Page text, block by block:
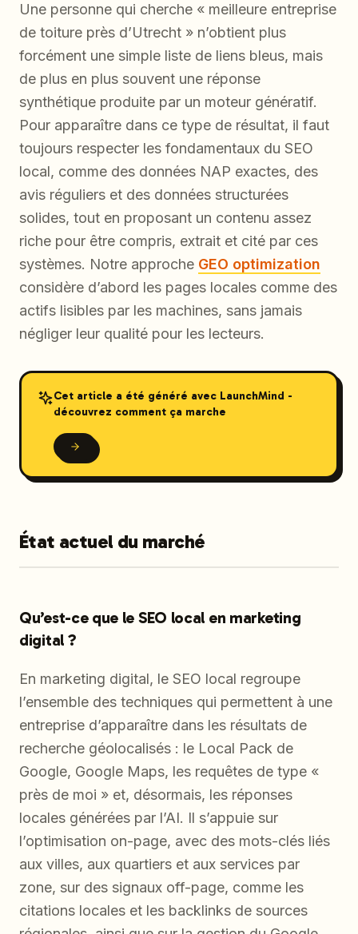
Une personne qui cherche « meilleure entreprise
de toiture près d’Utrecht » n’obtient plus
forcément une simple liste de liens bleus, mais
de plus en plus souvent une réponse
synthétique produite par un moteur génératif.
Pour apparaître dans ce type de résultat, il faut
toujours respecter les fondamentaux du SEO
local, comme des données NAP exactes, des
avis réguliers et des données structurées
solides, tout en proposant un contenu assez
riche pour être compris, extrait et cité par ces
systèmes. Notre approche GEO optimization
considère d’abord les pages locales comme des
actifs lisibles par les machines, sans jamais
négliger leur qualité pour les lecteurs.
Cet article a été généré avec LaunchMind -
découvrez comment ça marche
État actuel du marché
Qu’est-ce que le SEO local en marketing
digital ?
En marketing digital, le SEO local regroupe
l’ensemble des techniques qui permettent à une
entreprise d’apparaître dans les résultats de
recherche géolocalisés : le Local Pack de
Google, Google Maps, les requêtes de type «
près de moi » et, désormais, les réponses
locales générées par l’AI. Il s’appuie sur
l’optimisation on-page, avec des mots-clés liés
aux villes, aux quartiers et aux services par
zone, sur des signaux off-page, comme les
citations locales et les backlinks de sources